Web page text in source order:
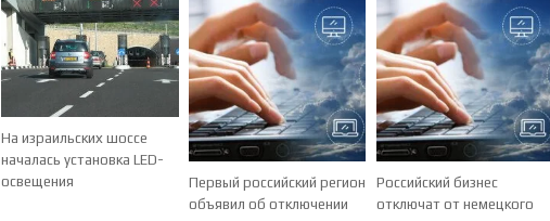
На израильских шоссе
началась установка LED-
освещения
Первый российский регион
объявил об отключении
Российский бизнес
отключат от немецкого